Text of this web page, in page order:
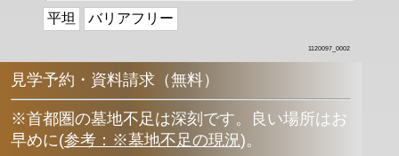
平坦 バリアフリー
1120097_0002
見学予約・資料請求（無料）
※首都圏の墓地不足は深刻です。良い場所はお
早めに(参考：※墓地不足の現況)。